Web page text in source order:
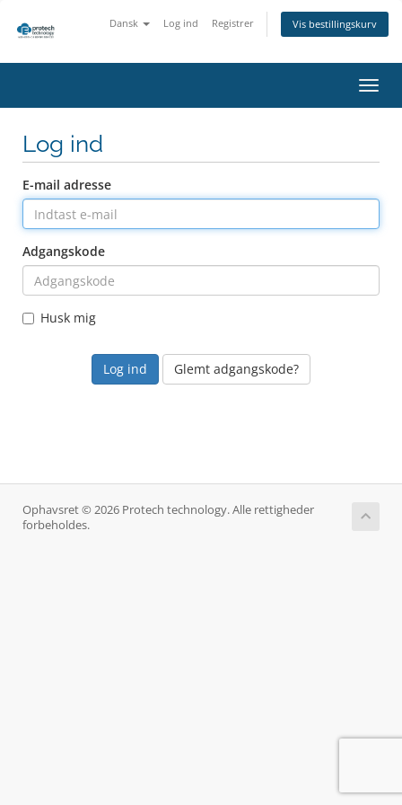
Dansk Log ind Registrer Vis bestillingskurv
Skift
Log ind
E-mail adresse
Adgangskode
Husk mig
Glemt adgangskode?
Ophavsret © 2026 Protech technology. Alle rettigheder
forbeholdes.